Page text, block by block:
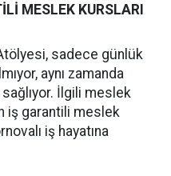
MESLEK KURSLARI
sadece günlük
aynı zamanda
İlgili meslek
iş garantili meslek
iş hayatına